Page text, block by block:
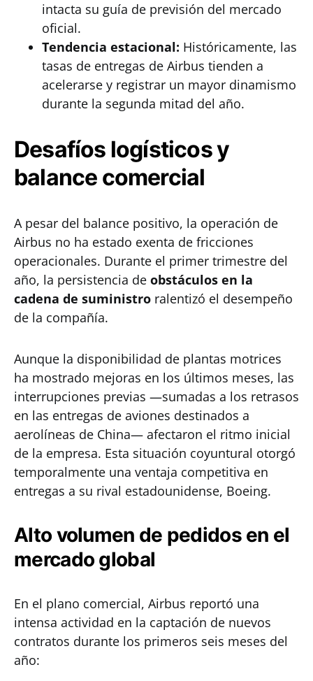
intacta su guía de previsión del mercado
oficial.
Tendencia estacional: Históricamente, las
tasas de entregas de Airbus tienden a
acelerarse y registrar un mayor dinamismo
durante la segunda mitad del año.
Desafíos logísticos y
balance comercial
A pesar del balance positivo, la operación de
Airbus no ha estado exenta de fricciones
operacionales. Durante el primer trimestre del
año, la persistencia de obstáculos en la
cadena de suministro ralentizó el desempeño
de la compañía.
Aunque la disponibilidad de plantas motrices
ha mostrado mejoras en los últimos meses, las
interrupciones previas —sumadas a los retrasos
en las entregas de aviones destinados a
aerolíneas de China— afectaron el ritmo inicial
de la empresa. Esta situación coyuntural otorgó
temporalmente una ventaja competitiva en
entregas a su rival estadounidense, Boeing.
Alto volumen de pedidos en el
mercado global
En el plano comercial, Airbus reportó una
intensa actividad en la captación de nuevos
contratos durante los primeros seis meses del
año: